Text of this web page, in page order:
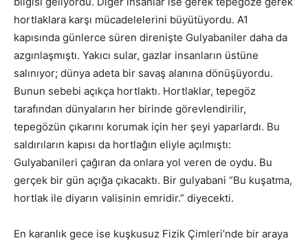
hortlaklara karşı mücadelelerini büyütüyordu. A1
kapısında günlerce süren direnişte Gulyabaniler daha da
azgınlaşmıştı. Yakıcı sular, gazlar insanların üstüne
salınıyor; dünya adeta bir savaş alanına dönüşüyordu.
Bunun sebebi açıkça hortlaktı. Hortlaklar, tepegöz
tarafından dünyaların her birinde görevlendirilir,
tepegözün çıkarını korumak için her şeyi yaparlardı. Bu
saldırıların kapısı da hortlağın eliyle açılmıştı:
Gulyabanileri çağıran da onlara yol veren de oydu. Bu
gerçek bir gün açığa çıkacaktı. Bir gulyabani “Bu kuşatma,
hortlak ile diyarın valisinin emridir.” diyecekti.
En karanlık gece ise kuşkusuz Fizik Çimleri’nde bir araya